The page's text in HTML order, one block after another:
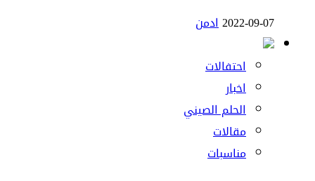
2022-09-07ادمن
احتفالات
اخبار
الحلم الصيني
مقالات
مناسبات